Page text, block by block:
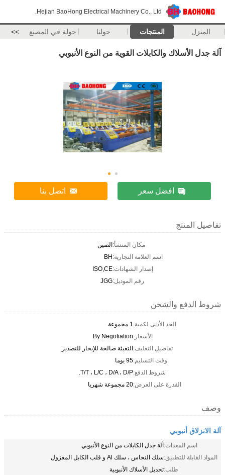
Hejian BaoHong Electrical Machinery Co., Ltd.
المنزل المنتجات حولنا جولة في المصنع >>
آلة جدل الأسلاك والكابلات القوية من النوع الأنبوبي
افضل سعر اتصل بنا
تفاصيل المنتج
مكان المنشأ:الصين
اسم العلامة التجارية:BH
إصدار الشهادات:ISO,CE
رقم الموديل:JGG
شروط الدفع والشحن
الحد الأدنى لكمية:1 مجموعة
الأسعار:By Negotiation
تفاصيل التغليف:التعبئة صالحة للإبحار للتصدير
وقت التسليم:95 يوما
شروط الدفع:T/T ، L/C ، D/A ، D/P.
القدرة على العرض:20 مجموعة شهريا
وصف
آلة الانزلاق أنبوبي
اسم المعدات:آلة جدل الكابلات من النوع الأنبوبي
المواد القابلة للتطبيق:سلك النحاس ، سلك Al و قلب الكابل المعزول
طلب:تجديل الأسلاك الأنبوبية